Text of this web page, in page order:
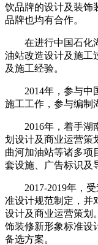
饮品牌的设计及装饰
品牌也均有合作。
在进行中国石化湖
油站改造设计及施工
及施工经验。
2014年，参与中国
施工工作，参与编制
2016年，着手湖
划设计及商业运营策
曲河加油站等诸多项
套设施、广告标识及
2017-2019年，受
准设计规范制定，并
设计及商业运营策划
饰装修新形象标准设
备选方案。